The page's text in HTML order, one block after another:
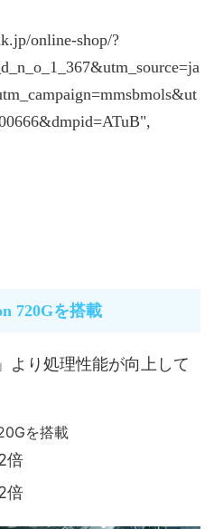
online-shop/?
720Gを搭載
より処理性能が向上して
を搭載
倍
倍